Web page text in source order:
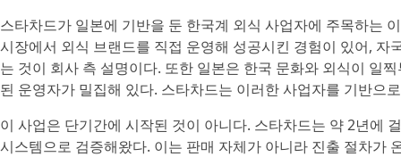
스타차드가 일본에 기반을 둔 한국계 외식 사업자에 주목하는
시장에서 외식 브랜드를 직접 운영해 성공시킨 경험이 있어,
는 것이 회사 측 설명이다. 또한 일본은 한국 문화와 외식이 일
된 운영자가 밀집해 있다. 스타차드는 이러한 사업자를 기반으
이 사업은 단기간에 시작된 것이 아니다. 스타차드는 약 2년에
시스템으로 검증해왔다. 이는 판매 자체가 아니라 진출 절차가